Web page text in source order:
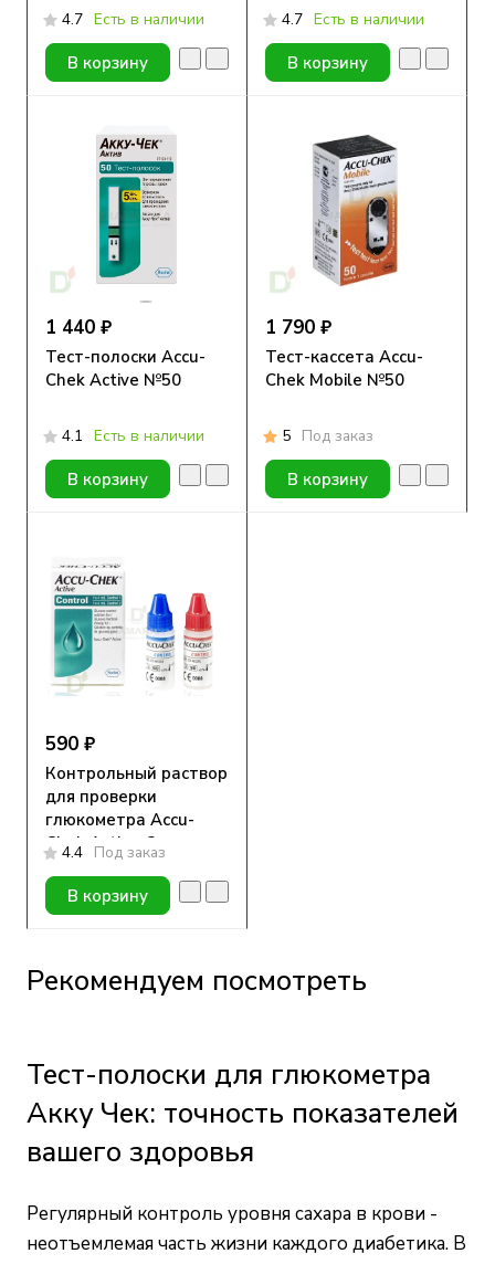
4.7 Есть в наличии
В корзину
4.7 Есть в наличии
В корзину
1 440 ₽
Тест-полоски Accu-
Chek Active №50
4.1 Есть в наличии
В корзину
1 790 ₽
Тест-кассета Accu-
Chek Mobile №50
5 Под заказ
В корзину
590 ₽
Контрольный раствор
для проверки
глюкометра Accu-
Chek Active, 2
флакона по 4 мл
4.4 Под заказ
В корзину
Рекомендуем посмотреть
Тест-полоски для глюкометра
Акку Чек: точность показателей
вашего здоровья
Регулярный контроль уровня сахара в крови -
неотъемлемая часть жизни каждого диабетика. В